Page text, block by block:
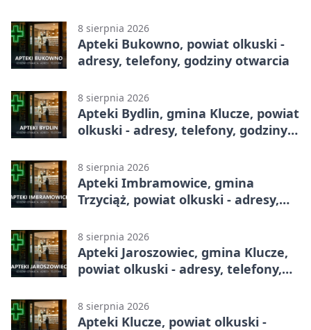
8 sierpnia 2026
Apteki Bukowno, powiat olkuski -
adresy, telefony, godziny otwarcia
8 sierpnia 2026
Apteki Bydlin, gmina Klucze, powiat
olkuski - adresy, telefony, godziny
8 sierpnia 2026
Apteki Imbramowice, gmina
Trzyciąż, powiat olkuski - adresy,
8 sierpnia 2026
Apteki Jaroszowiec, gmina Klucze,
powiat olkuski - adresy, telefony,
8 sierpnia 2026
Apteki Klucze, powiat olkuski -